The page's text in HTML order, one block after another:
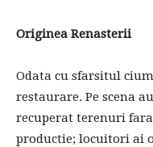
Originea Renasterii
Odata cu sfarsitul
restaurare. Pe scena
recuperat terenuri
productie; locuitori ai